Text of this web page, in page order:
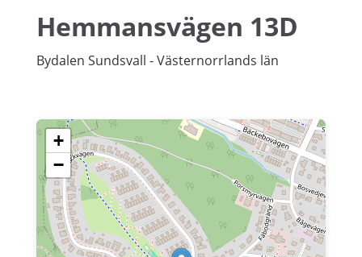
Hemmansvägen 13D
Bydalen Sundsvall - Västernorrlands län
+
−